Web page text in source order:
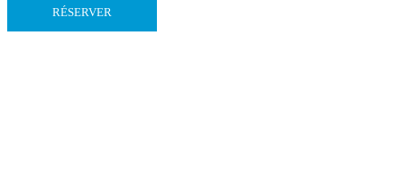
RÉSERVER